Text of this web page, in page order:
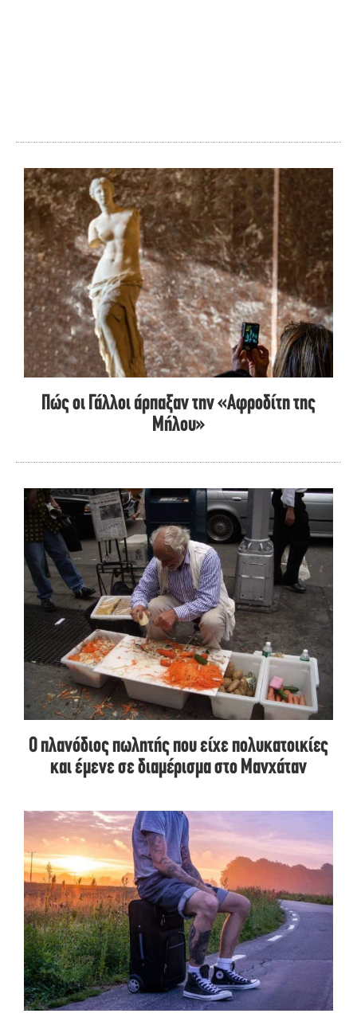
Πώς οι Γάλλοι άρπαξαν την «Αφροδίτη της
Μήλου»
Ο πλανόδιος πωλητής που είχε πολυκατοικίες
και έμενε σε διαμέρισμα στο Μανχάταν